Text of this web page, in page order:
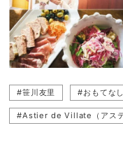
#笹川友里 #おもてなし